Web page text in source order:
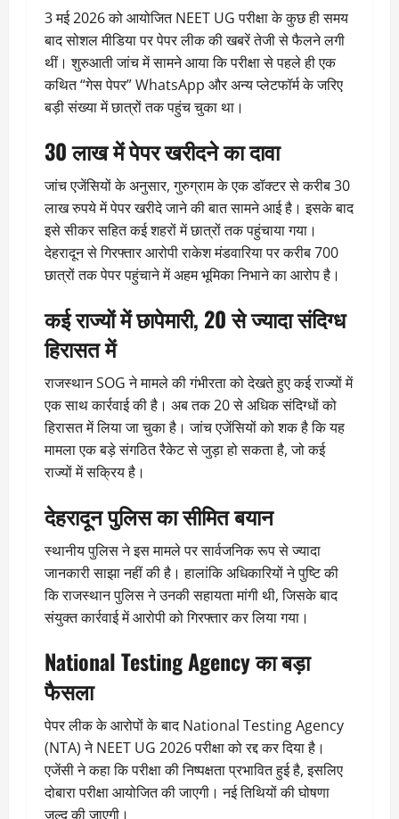
3 मई 2026 को आयोजित NEET UG परीक्षा के कुछ ही समय
बाद सोशल मीडिया पर पेपर लीक की खबरें तेजी से फैलने लगी
थीं। शुरुआती जांच में सामने आया कि परीक्षा से पहले ही एक
कथित “गेस पेपर” WhatsApp और अन्य प्लेटफॉर्म के जरिए
बड़ी संख्या में छात्रों तक पहुंच चुका था।
30 लाख में पेपर खरीदने का दावा
जांच एजेंसियों के अनुसार, गुरुग्राम के एक डॉक्टर से करीब 30
लाख रुपये में पेपर खरीदे जाने की बात सामने आई है। इसके बाद
इसे सीकर सहित कई शहरों में छात्रों तक पहुंचाया गया।
देहरादून से गिरफ्तार आरोपी राकेश मंडवारिया पर करीब 700
छात्रों तक पेपर पहुंचाने में अहम भूमिका निभाने का आरोप है।
कई राज्यों में छापेमारी, 20 से ज्यादा संदिग्ध
हिरासत में
राजस्थान SOG ने मामले की गंभीरता को देखते हुए कई राज्यों में
एक साथ कार्रवाई की है। अब तक 20 से अधिक संदिग्धों को
हिरासत में लिया जा चुका है। जांच एजेंसियों को शक है कि यह
मामला एक बड़े संगठित रैकेट से जुड़ा हो सकता है, जो कई
राज्यों में सक्रिय है।
देहरादून पुलिस का सीमित बयान
स्थानीय पुलिस ने इस मामले पर सार्वजनिक रूप से ज्यादा
जानकारी साझा नहीं की है। हालांकि अधिकारियों ने पुष्टि की
कि राजस्थान पुलिस ने उनकी सहायता मांगी थी, जिसके बाद
संयुक्त कार्रवाई में आरोपी को गिरफ्तार कर लिया गया।
National Testing Agencyका बड़ा
फैसला
पेपर लीक के आरोपों के बादNational Testing Agency
(NTA) ने NEET UG 2026 परीक्षा को रद्द कर दिया है।
एजेंसी ने कहा कि परीक्षा की निष्पक्षता प्रभावित हुई है, इसलिए
दोबारा परीक्षा आयोजित की जाएगी। नई तिथियों की घोषणा
जल्द की जाएगी।